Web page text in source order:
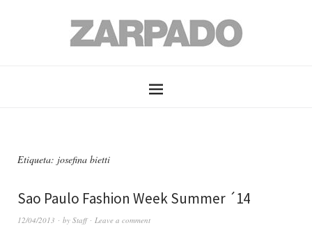
Etiqueta: josefina bietti
Sao Paulo Fashion Week Summer ´14
12/04/2013 by Staff Leave a comment